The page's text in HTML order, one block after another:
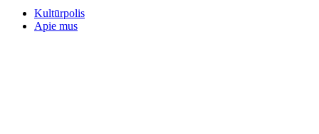
Kultūrpolis
Apie mus